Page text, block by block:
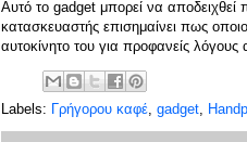
Αυτό το gadget μπορεί να αποδειχθεί
κατασκευαστής επισημαίνει πως
αυτοκίνητο του για προφανείς λόγους
Labels: Γρήγορου καφέ, gadget,